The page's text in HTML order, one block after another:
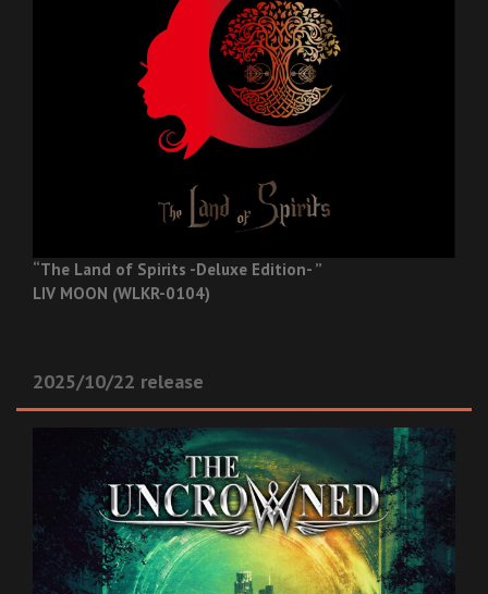
“The Land of Spirits -Deluxe Edition- ”
LIV MOON (WLKR-0104)
2025/10/22 release